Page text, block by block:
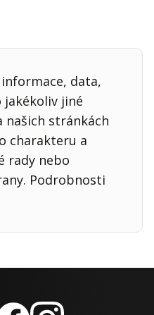
data,
jakékoliv jiné
našich stránkách
charakteru a
rady nebo
Podrobnosti